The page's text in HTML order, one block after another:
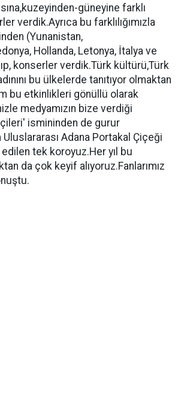
güneyine farklı
verdik.Ayrıca bu farklılığımızla
(Yunanistan,
Hollanda, Letonya, İtalya ve
konserler verdik.Türk kültürü,Türk
bu ülkelerde tanıtıyor olmaktan
bu etkinlikleri gönüllü olarak
medyamızın bize verdiği
ismininden de gurur
Uluslararası Adana Portakal Çiçeği
tek koroyuz.Her yıl bu
da çok keyif alıyoruz.Fanlarımız